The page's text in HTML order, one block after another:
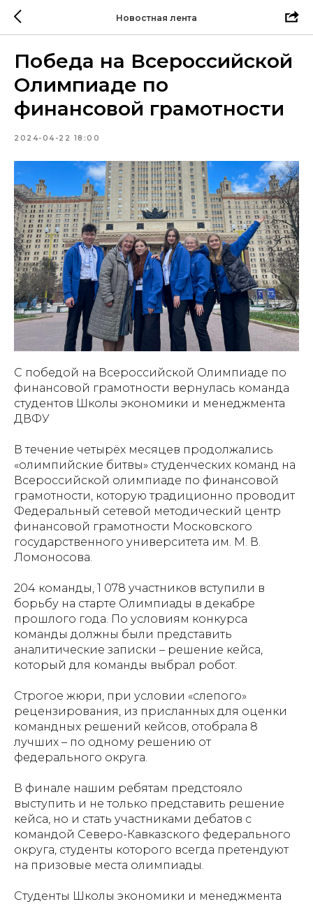
Новостная лента
Победа на Всероссийской
Олимпиаде по
финансовой грамотности
2024-04-22 18:00
С победой на Всероссийской Олимпиаде по
финансовой грамотности вернулась команда
студентов Школы экономики и менеджмента
ДВФУ
В течение четырёх месяцев продолжались
«олимпийские битвы» студенческих команд на
Всероссийской олимпиаде по финансовой
грамотности, которую традиционно проводит
Федеральный сетевой методический центр
финансовой грамотности Московского
государственного университета им. М. В.
Ломоносова.
204 команды, 1 078 участников вступили в
борьбу на старте Олимпиады в декабре
прошлого года. По условиям конкурса
команды должны были представить
аналитические записки – решение кейса,
который для команды выбрал робот.
Строгое жюри, при условии «слепого»
рецензирования, из присланных для оценки
командных решений кейсов, отобрала 8
лучших – по одному решению от
федерального округа.
В финале нашим ребятам предстояло
выступить и не только представить решение
кейса, но и стать участниками дебатов с
командой Северо-Кавказского федерального
округа, студенты которого всегда претендуют
на призовые места олимпиады.
Студенты Школы экономики и менеджмента